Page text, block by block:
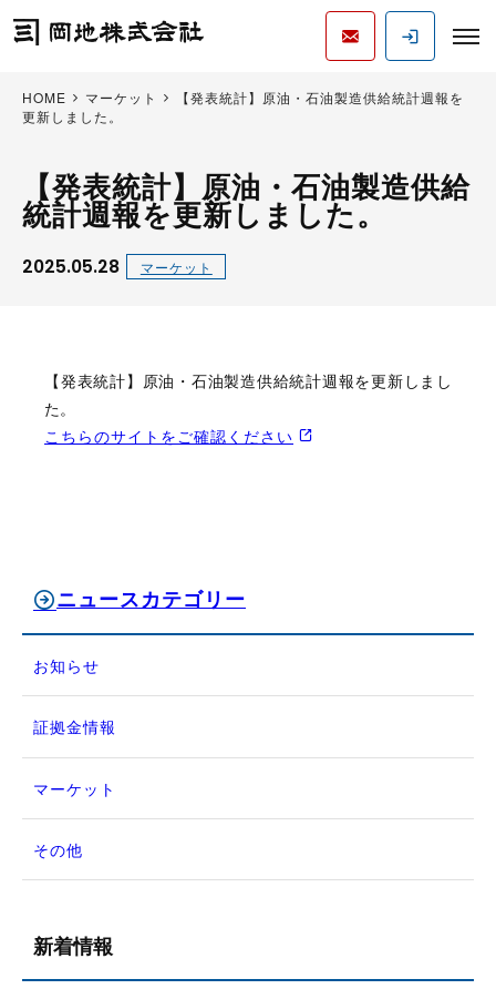
HOME マーケット
【発表統計】原油・石油製造供給統計週報を
更新しました。
【発表統計】原油・石油製造供給
統計週報を更新しました。
2025.05.28 マーケット
【発表統計】原油・石油製造供給統計週報を更新しまし
た。
こちらのサイトをご確認ください
ニュースカテゴリー
お知らせ
証拠金情報
マーケット
その他
新着情報